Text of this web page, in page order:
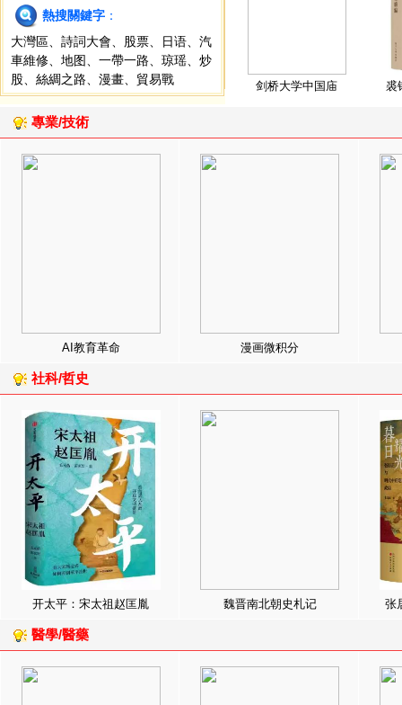
熱搜關鍵字 ：
大灣區
詩詞大會 股票 日语
汽
車維修
地图 一帶一路 琼瑶
炒
股
絲綢之路 漫畫 貿易戰 剑桥大学中国庙 裘
專業/技術
AI教育革命 漫画微积分
社科/哲史
开太平：宋太祖赵匡胤 魏晋南北朝史札记 张
醫學/醫藥